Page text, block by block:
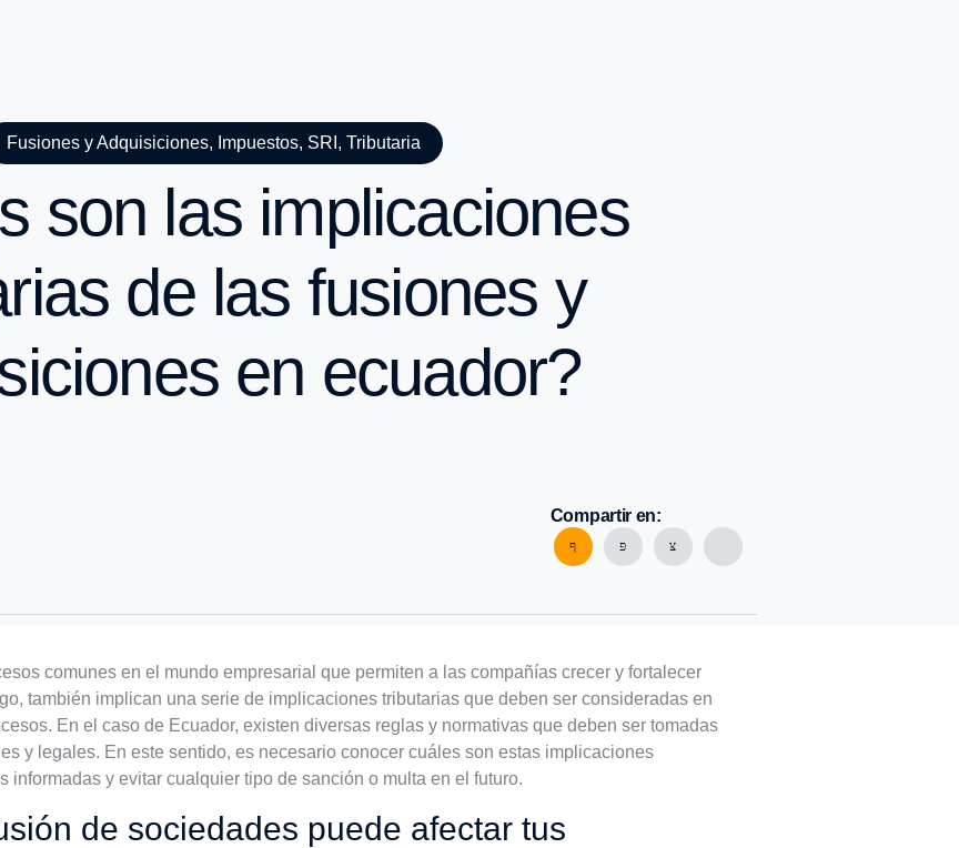
Fusiones y Adquisiciones, Impuestos, SRI , Tributaria
son las implicaciones
de las fusiones y
en ecuador?
Compartir en:
comunes en el mundo empresarial que permiten a las compañías crecer y fortalecer
también implican una serie de implicaciones tributarias que deben ser consideradas en
En el caso de Ecuador, existen diversas reglas y normativas que deben ser tomadas
y legales. En este sentido, es necesario conocer cuáles son estas implicaciones
informadas y evitar cualquier tipo de sanción o multa en el futuro.
de sociedades puede afectar tus